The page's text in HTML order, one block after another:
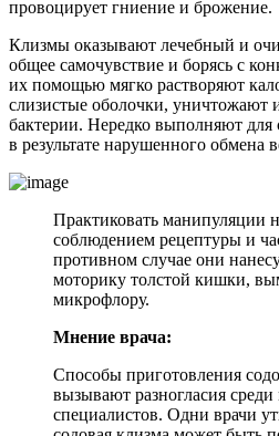
провоцирует гниение и брожение.
Клизмы оказывают лечебный и
общее самочувствие и борясь с
их помощью мягко растворяют
слизистые оболочки, уничтожают
бактерии. Нередко выполняют для
в результате нарушенного обмена
Практиковать манипуляции
соблюдением рецептуры и
противном случае они
моторику толстой кишки,
микрофлору.
Мнение врача:
Способы приготовления
вызывают разногласия
специалистов. Одни врачи